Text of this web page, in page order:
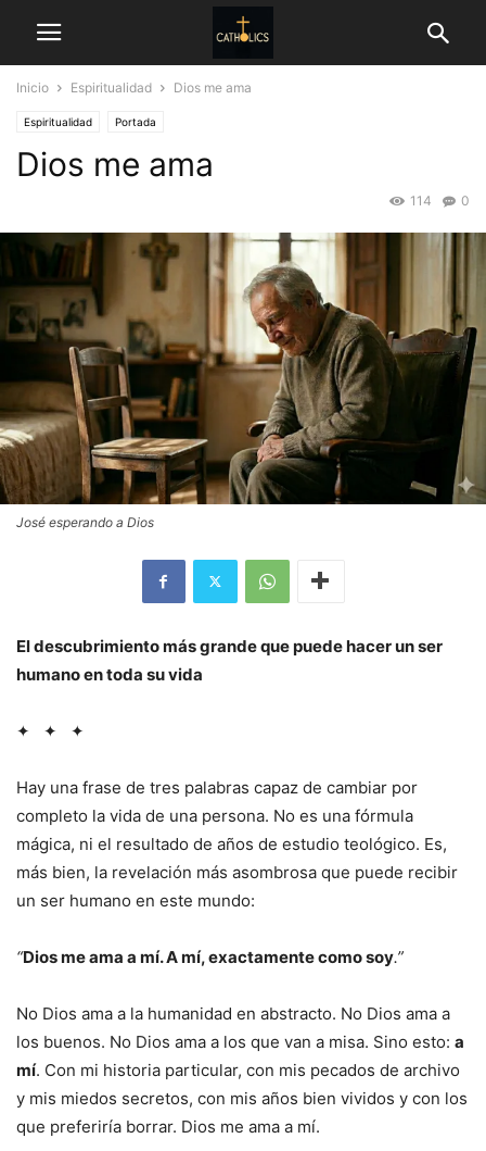
Inicio Espiritualidad Dios me ama
Espiritualidad Portada
Dios me ama
0
114
José esperando a Dios
El descubrimiento más grande que puede hacer un ser
humano en toda su vida
✦ ✦ ✦
Hay una frase de tres palabras capaz de cambiar por
completo la vida de una persona. No es una fórmula
mágica, ni el resultado de años de estudio teológico. Es,
más bien, la revelación más asombrosa que puede recibir
un ser humano en este mundo:
“Dios me ama a mí. A mí, exactamente como soy.”
No Dios ama a la humanidad en abstracto. No Dios ama a
los buenos. No Dios ama a los que van a misa. Sino esto: a
mí. Con mi historia particular, con mis pecados de archivo
y mis miedos secretos, con mis años bien vividos y con los
que preferiría borrar. Dios me ama a mí.